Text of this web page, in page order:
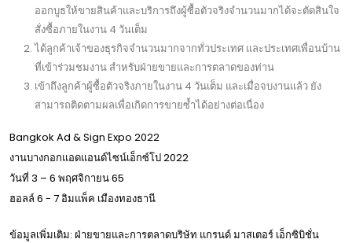
ออกบูธให้ขายสินค้าและบริการถึงผู้ซื้อตัวจริงจำนวนมากได้จะตัดสินใจ
สั่งซื้อภายในงาน 4 วันเต็ม
ได้ลูกค้าเจ้าของธุรกิจจำนวนมากจากทั่วประเทศ และประเทศเพื่อนบ้าน
ที่เข้าร่วมชมงาน สำหรับฝ่ายขายและการตลาดของท่าน
เข้าถึงลูกค้าผู้ซื้อตัวจริงภายในงาน 4 วันเต็ม และเมื่อจบงานแล้ว ยัง
สามารถติดตามผลเพื่อเกิดการขายซ้ำได้อย่างต่อเนื่อง
Bangkok Ad & Sign Expo 2022
งานบางกอกแอดแอนด์ไซน์เอ็กซ์โป 2022
วันที่ 3 – 6 พฤศจิกายน 65
ฮอลล์ 6 - 7 อิมแพ็ค เมืองทองธานี
ข้อมูลเพิ่มเติม: ฝ่ายขายและการตลาดบริษัท แกรนด์ มาสเตอร์ เอ็กซิบิชั่น